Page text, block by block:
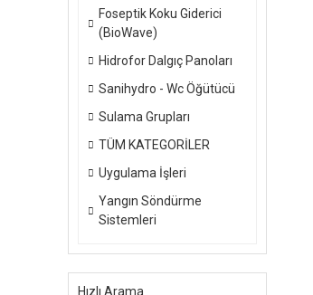
Foseptik Koku Giderici
(BioWave)
Hidrofor Dalgıç Panoları
Sanihydro - Wc Öğütücü
Sulama Grupları
TÜM KATEGORİLER
Uygulama İşleri
Yangın Söndürme
Sistemleri
Hızlı Arama